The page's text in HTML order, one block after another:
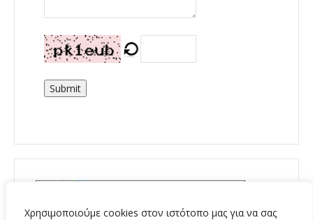
Χρησιμοποιούμε cookies στον ιστότοπο μας για να σας
Submit